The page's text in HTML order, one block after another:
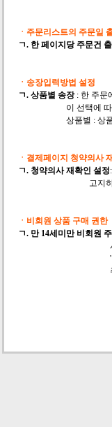
ㆍ주문리스트의 주문일
ㄱ. 한 페이지당 주문건
ㆍ송장입력방법 설정
ㄱ. 상품별 송장: 한 주문
이 선택에 따라 관리
상품별 : 상품별로 송
ㆍ결제페이지 청약의사
ㄱ. 청약의사 재확인 설정
고지하고, 고지한 사
ㆍ비회원 상품 구매 권한
ㄱ. 만 14세미만 비회원
사용안함 - 만 14
'만 14세 이상입니
주문자 본인인증서
본인인증수